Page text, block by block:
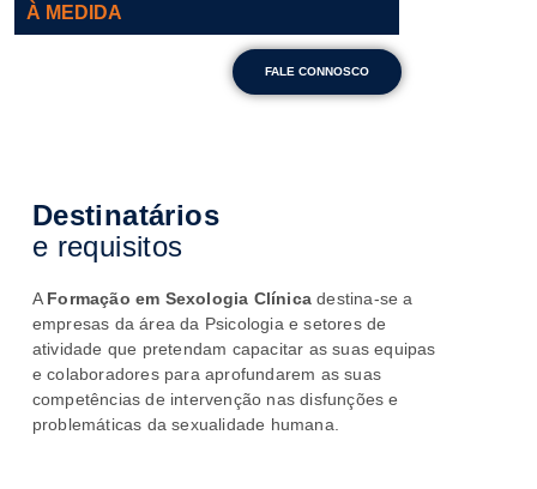
À MEDIDA
FALE CONNOSCO
Destinatários
e requisitos
A Formação em Sexologia Clínicadestina-se a
empresas da área da Psicologia e setores de
atividade que pretendam capacitar as suas equipas
e colaboradores para aprofundarem as suas
competências de intervenção nas disfunções e
problemáticas da sexualidade humana.